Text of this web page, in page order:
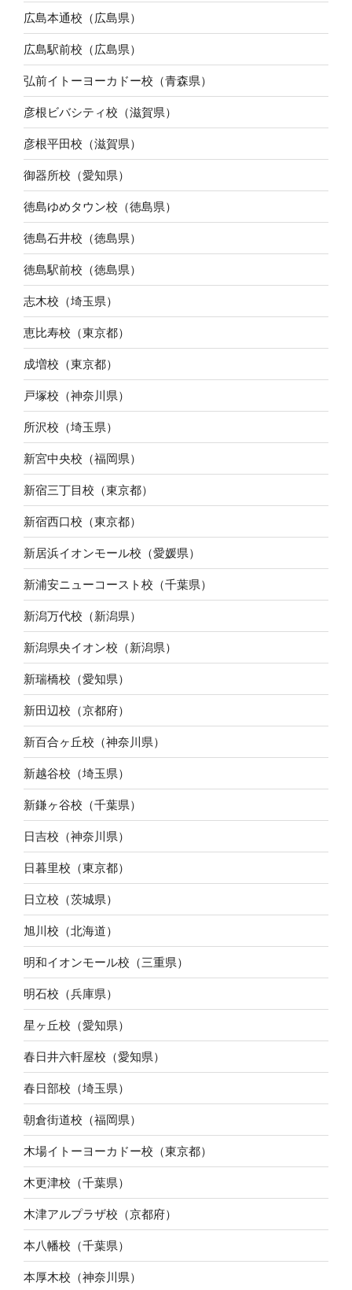
広島本通校（広島県）
広島駅前校（広島県）
弘前イトーヨーカドー校（青森県）
彦根ビバシティ校（滋賀県）
彦根平田校（滋賀県）
御器所校（愛知県）
徳島ゆめタウン校（徳島県）
徳島石井校（徳島県）
徳島駅前校（徳島県）
志木校（埼玉県）
恵比寿校（東京都）
成増校（東京都）
戸塚校（神奈川県）
所沢校（埼玉県）
新宮中央校（福岡県）
新宿三丁目校（東京都）
新宿西口校（東京都）
新居浜イオンモール校（愛媛県）
新浦安ニューコースト校（千葉県）
新潟万代校（新潟県）
新潟県央イオン校（新潟県）
新瑞橋校（愛知県）
新田辺校（京都府）
新百合ヶ丘校（神奈川県）
新越谷校（埼玉県）
新鎌ヶ谷校（千葉県）
日吉校（神奈川県）
日暮里校（東京都）
日立校（茨城県）
旭川校（北海道）
明和イオンモール校（三重県）
明石校（兵庫県）
星ヶ丘校（愛知県）
春日井六軒屋校（愛知県）
春日部校（埼玉県）
朝倉街道校（福岡県）
木場イトーヨーカドー校（東京都）
木更津校（千葉県）
木津アルプラザ校（京都府）
本八幡校（千葉県）
本厚木校（神奈川県）